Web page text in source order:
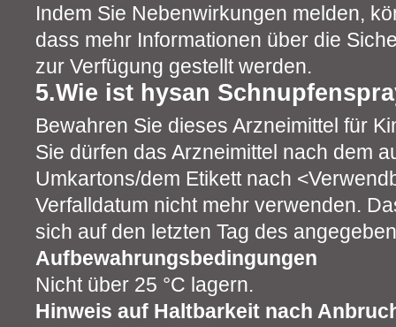
Indem Sie Nebenwirkungen melden,
dass mehr Informationen über die
zur Verfügung gestellt werden.
5.Wie ist hysan
Bewahren Sie dieses Arzneimittel für
Sie dürfen das Arzneimittel nach dem
Umkartons/dem Etikett nach
Verfalldatum nicht mehr verwenden.
sich auf den letzten Tag des
Aufbewahrungsbedingungen
Nicht über 25 °C lagern.
Hinweis auf Haltbarkeit nach